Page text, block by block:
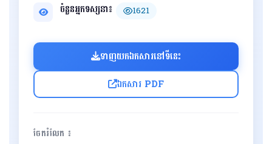
ចំនួនអ្នកទស្សនា៖
1621
ទាញយកឯកសារនៅទីនេះ
ឯកសារ PDF
ចែករំលែក ៖